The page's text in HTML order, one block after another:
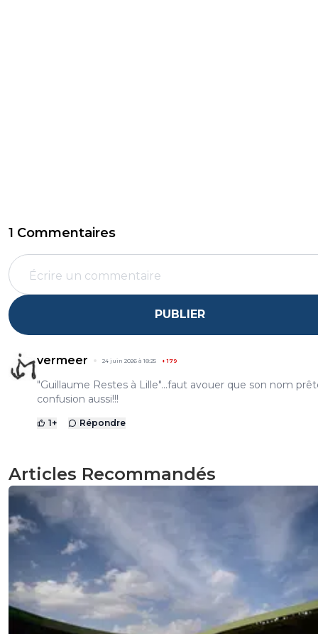
1 Commentaires
PUBLIER
vermeer 24 juin 2026 à 18:25 +179
"Guillaume Restes à Lille"...faut avouer que son nom
confusion aussi!!!
1+ Répondre
Articles Recommandés